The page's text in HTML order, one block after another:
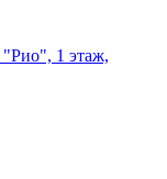
1 этаж,